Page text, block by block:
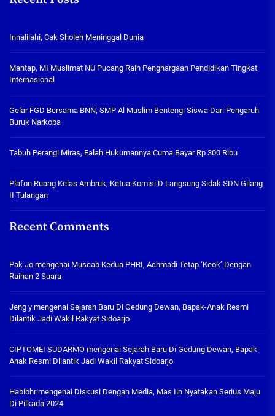
Innalilahi, Cak Sholeh Meninggal Dunia
Mantap, MI Muslimat NU Pucang Raih Penghargaan Pendidikan Tingkat
Internasional
Gelar FGD Bersama BNN, SMP Al Muslim Bentengi Siswa Dari Pengaruh
Buruk Narkoba
Tabuh Perangi Miras, Ealah Hukumannya Cuma Bayar Rp 300 Ribu
Plafon Ruang Kelas Ambruk, Ketua Komisi D Langsung Sidak SDN Gilang
II Tulangan
Recent Comments
Pak Jo mengenai Muscab Kedua PHRI, Achmadi Tetap ‘Keok’ Dengan
Raihan 2 Suara
Jeng y mengenai Sejarah Baru Di Gedung Dewan, Bapak-Anak Resmi
Dilantik Jadi Wakil Rakyat Sidoarjo
CIPTOMEI SUDARMO mengenai Sejarah Baru Di Gedung Dewan, Bapak-
Anak Resmi Dilantik Jadi Wakil Rakyat Sidoarjo
Habibhrmengenai Diskusi Dengan Media, Mas Iin Nyatakan Serius Maju
Di Pilkada 2024